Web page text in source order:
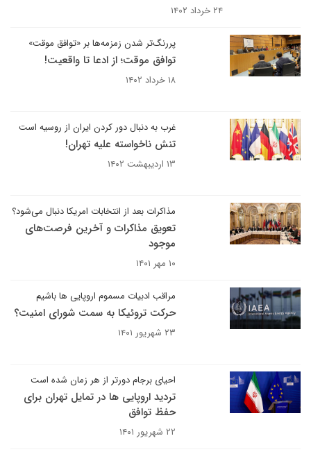
۲۴ خرداد ۱۴۰۲
پررنگ‌تر شدن زمزمه‌ها بر «توافق موقت»
توافق موقت؛ از ادعا تا واقعیت!
۱۸ خرداد ۱۴۰۲
غرب به دنبال دور کردن ایران از روسیه است
تنش ناخواسته علیه تهران!
۱۳ اردیبهشت ۱۴۰۲
مذاکرات بعد از انتخابات امریکا دنبال می‌شود؟
تعویق مذاکرات و آخرین فرصت‌های
موجود
۱۰ مهر ۱۴۰۱
مراقب ادبیات مسموم اروپایی ها باشیم
حرکت تروئیکا به سمت شورای امنیت؟
۲۳ شهریور ۱۴۰۱
احیای برجام دورتر از هر زمان شده است
تردید اروپایی ها در تمایل تهران برای
حفظ توافق
۲۲ شهریور ۱۴۰۱